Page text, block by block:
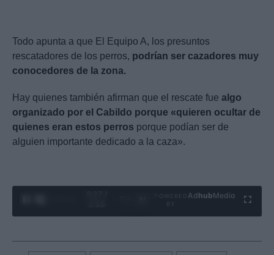
Todo apunta a que El Equipo A, los presuntos
rescatadores de los perros, podrían ser cazadores muy
conocedores de la zona.
Hay quienes también afirman que el rescate fue algo
organizado por el Cabildo porque «quieren ocultar de
quienes eran estos perros porque podían ser de
alguien importante dedicado a la caza».
Ad hubMedia